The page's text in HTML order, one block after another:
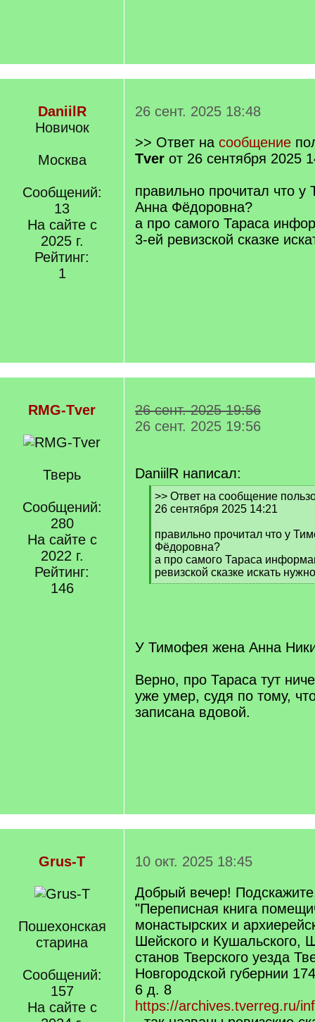
DaniilR
Новичок
Москва
Сообщений:
13
На сайте с
2025 г.
Рейтинг:
1
26 сент. 2025 18:48
>> Ответ на сообщение
Tver от 26 сентября 2025
правильно прочитал что
Анна Фёдоровна?
а про самого Тараса
3-ей ревизской сказке
RMG-Tver
Тверь
Сообщений:
280
На сайте с
2022 г.
Рейтинг:
146
26 сент. 2025 19:56
26 сент. 2025 19:56
DaniilR написал:
[
q
>> Ответ на сообщение
26 сентября 2025 14:21
правильно прочитал что у
Фёдоровна?
а про самого Тараса
ревизской сказке искать
[
У Тимофея жена Анна
Верно, про Тараса тут
уже умер, судя по тому,
записана вдовой.
Grus-T
Пошехонская
старина
Сообщений:
157
На сайте с
10 окт. 2025 18:45
Добрый вечер!
"Переписная книга
монастырских и
Шейского и Кушальского,
станов Тверского уезда
Новгородской губернии
6 д. 8
https://archives.tverreg.ru/